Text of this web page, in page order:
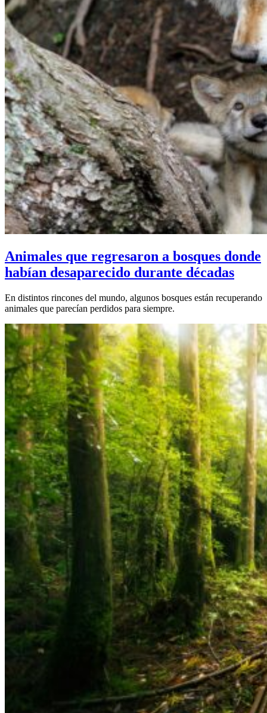
Animales que regresaron a bosques donde
habían desaparecido durante décadas
En distintos rincones del mundo, algunos bosques están recuperando
animales que parecían perdidos para siempre.